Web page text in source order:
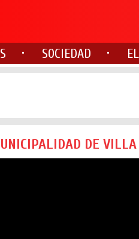
SOCIEDAD
DE VILLA